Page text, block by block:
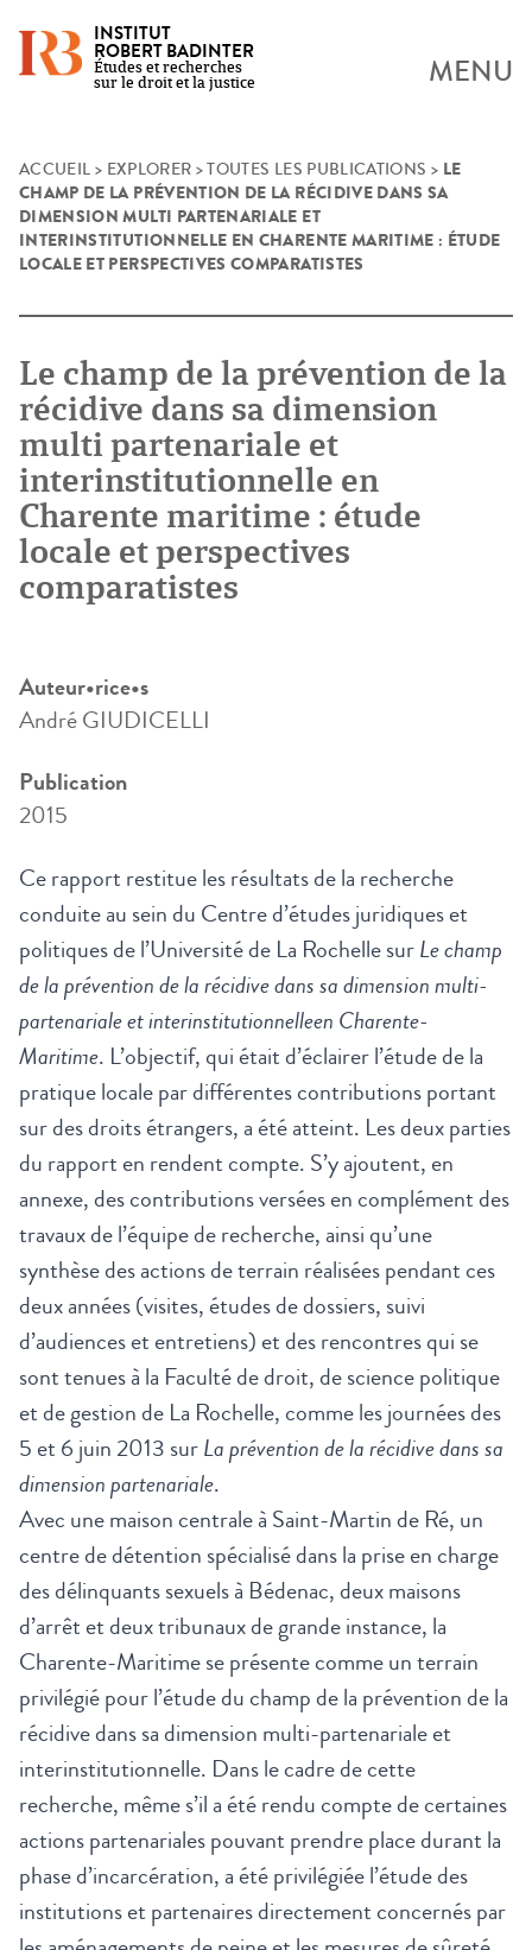
Skip
content
INSTITUT
ROBERT BADINTER
Études et recherches
sur le droit et la justice
MENU
ACCUEIL > EXPLORER >TOUTES LES PUBLICATIONS > LE
CHAMP DE LA PRÉVENTION DE LA RÉCIDIVE DANS SA
DIMENSION MULTI PARTENARIALE ET
INTERINSTITUTIONNELLE EN CHARENTE MARITIME : ÉTUDE
LOCALE ET PERSPECTIVES COMPARATISTES
Le champ de la prévention de la
récidive dans sa dimension
multi partenariale et
interinstitutionnelle en
Charente maritime : étude
locale et perspectives
comparatistes
Auteur•rice•s
André GIUDICELLI
Publication
2015
Ce rapport restitue les résultats de la recherche
conduite au sein du Centre d’études juridiques et
politiques de l’Université de La Rochelle surLe champ
de la prévention de la récidive dans sa dimensionmulti-
partenariale et interinstitutionnelleen Charente-
Maritime. L’objectif, qui était d’éclairer l’étude de la
pratique locale par différentes contributions portant
sur des droits étrangers, a été atteint. Les deux parties
du rapport en rendent compte. S’y ajoutent, en
annexe, des contributions versées en complément des
travaux de l’équipe de recherche, ainsi qu’une
synthèse des actions de terrain réalisées pendant ces
deux années (visites, études de dossiers, suivi
d’audiences et entretiens) et des rencontres qui se
sont tenues à la Faculté de droit, de science politique
et de gestion de La Rochelle, comme les journées des
5 et 6 juin 2013 surLa prévention de la récidive dans sa
dimension partenariale.
Avec une maison centrale à Saint-Martin de Ré, un
centre de détention spécialisé dans la prise en charge
des délinquants sexuels à Bédenac, deux maisons
d’arrêt et deux tribunaux de grande instance, la
Charente-Maritime se présente comme un terrain
privilégié pour l’étude du champ de la prévention de la
récidive dans sa dimension multi-partenariale et
interinstitutionnelle. Dans le cadre de cette
recherche, même s’il a été rendu compte de certaines
actions partenariales pouvant prendre place durant la
phase d’incarcération, a été privilégiée l’étude des
institutions et partenaires directement concernés par